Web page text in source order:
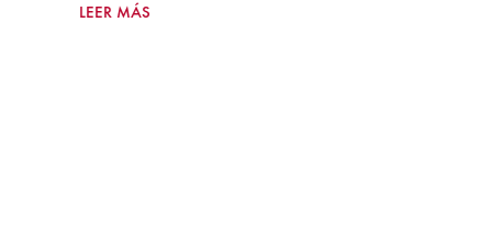
LEER MÁS